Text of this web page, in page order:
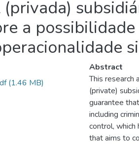
a
(1.46 MB)
Abstract
This research
(private)
guarantee
including
control, which
that aims to